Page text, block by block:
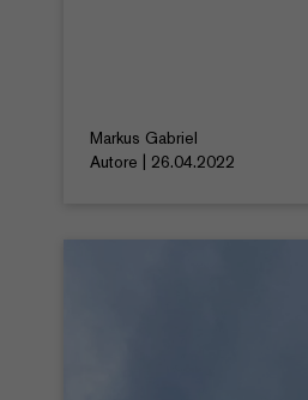
Markus Gabriel
Autore | 26.04.2022